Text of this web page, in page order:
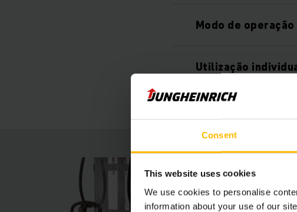
Consent
This website uses cookies
We use cookies to personalise
information about your use of our
Modo de
Utilização